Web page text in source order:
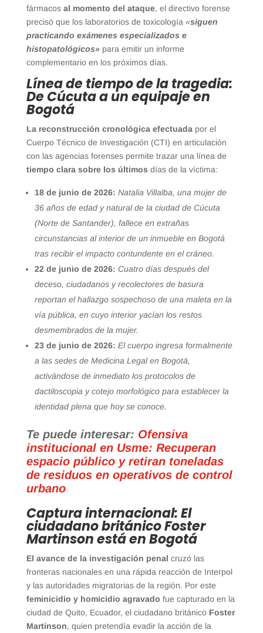
fármacos al momento del ataque, el directivo forense
precisó que los laboratorios de toxicología «siguen
practicando exámenes especializados e
histopatológicos»para emitir un informe
complementario en los próximos días.
Línea de tiempo de la tragedia:
De Cúcuta a un equipaje en
Bogotá
La reconstrucción cronológica efectuada por el
Cuerpo Técnico de Investigación (CTI) en articulación
con las agencias forenses permite trazar una línea de
tiempo clara sobre los últimos días de la víctima:
18 de junio de 2026: Natalia Villalba, una mujer de
36 años de edad y natural de la ciudad de Cúcuta
(Norte de Santander), fallece en extrañas
circunstancias al interior de un inmueble en Bogotá
tras recibir el impacto contundente en el cráneo.
22 de junio de 2026: Cuatro días después del
deceso, ciudadanos y recolectores de basura
reportan el hallazgo sospechoso de una maleta en la
vía pública, en cuyo interior yacían los restos
desmembrados de la mujer.
23 de junio de 2026: El cuerpo ingresa formalmente
a las sedes de Medicina Legal en Bogotá,
activándose de inmediato los protocolos de
dactiloscopia y cotejo morfológico para establecer la
identidad plena que hoy se conoce.
Te puede interesar: Ofensiva
institucional en Usme: Recuperan
espacio público y retiran toneladas
de residuos en operativos de control
urbano
Captura internacional: El
ciudadano británico Foster
Martinson está en Bogotá
El avance de la investigación penal cruzó las
fronteras nacionales en una rápida reacción de Interpol
y las autoridades migratorias de la región. Por este
feminicidio y homicidio agravado fue capturado en la
ciudad de Quito, Ecuador, el ciudadano británico Foster
Martinson, quien pretendía evadir la acción de la